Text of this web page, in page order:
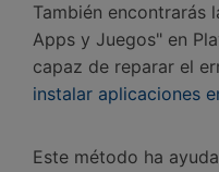
También encontrarás
Apps y Juegos" en
capaz de reparar el
instalar aplicaciones
Este método ha